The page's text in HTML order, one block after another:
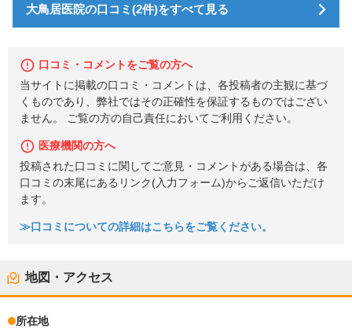
大鳥居医院の口コミ(2件)をすべて見る
口コミ・コメントをご覧の方へ
当サイトに掲載の口コミ・コメントは、各投稿者の主観に基づ
くものであり、弊社ではその正確性を保証するものではござい
ません。 ご覧の方の自己責任においてご利用ください。
医療機関の方へ
投稿された口コミに関してご意見・コメントがある場合は、各
口コミの末尾にあるリンク(入力フォーム)からご返信いただけ
ます。
≫口コミについての詳細はこちらをご覧ください。
地図・アクセス
所在地